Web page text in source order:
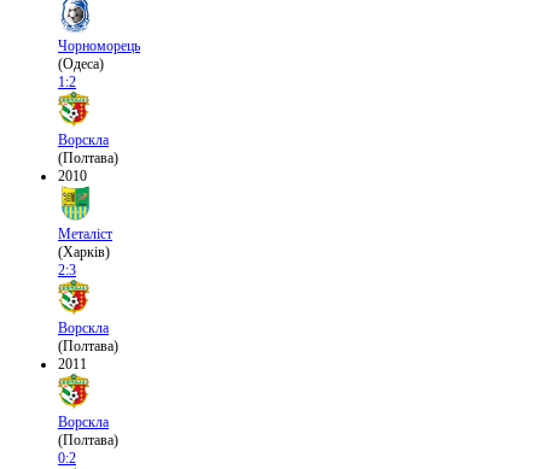
Чорноморець
(Одеса)
1:2
Ворскла
(Полтава)
2010
Металіст
(Харків)
2:3
Ворскла
(Полтава)
2011
Ворскла
(Полтава)
0:2